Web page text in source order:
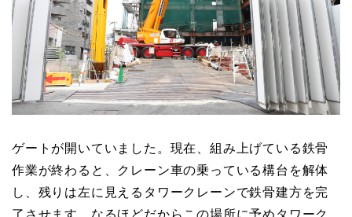
ゲートが開いていました。現在、組み上げている鉄骨
作業が終わると、クレーン車の乗っている構台を解体
し、残りは左に見えるタワークレーンで鉄骨建方を完
了させます。なるほどだからこの場所に予めタワーク